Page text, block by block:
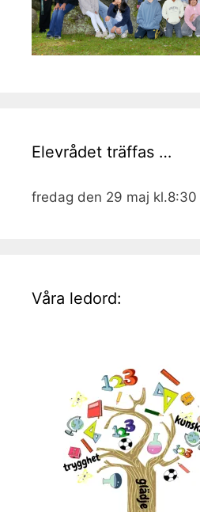
Elevrådet träffas …
fredag den 29 maj kl.8:30
Våra ledord: